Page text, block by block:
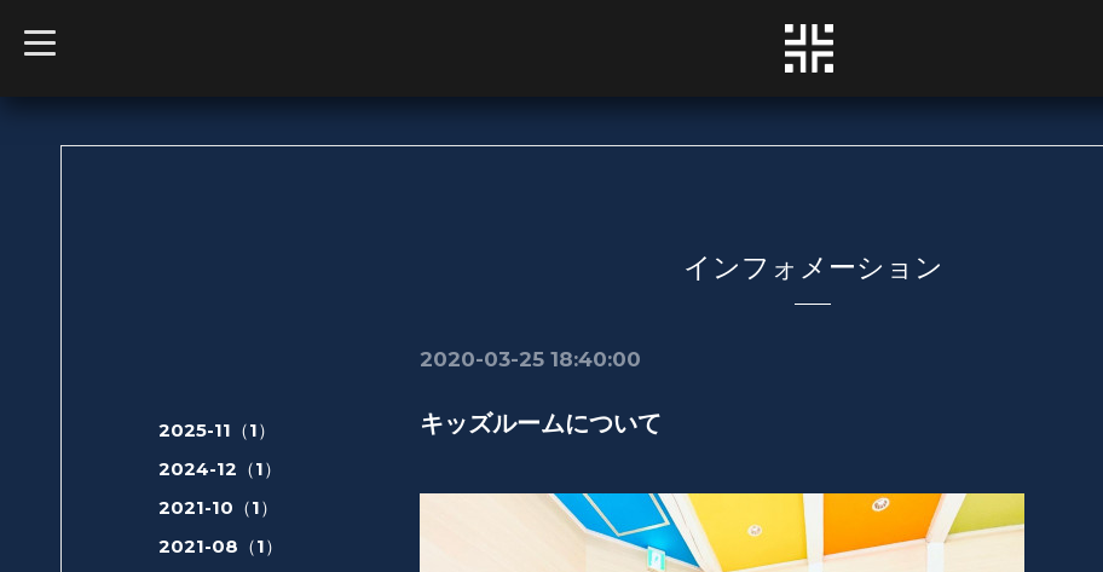
t
o
インフォメーション
2020-03-25 18:40:00
キッズルームについて
2025-11（1）
2024-12（1）
2021-10（1）
2021-08（1）